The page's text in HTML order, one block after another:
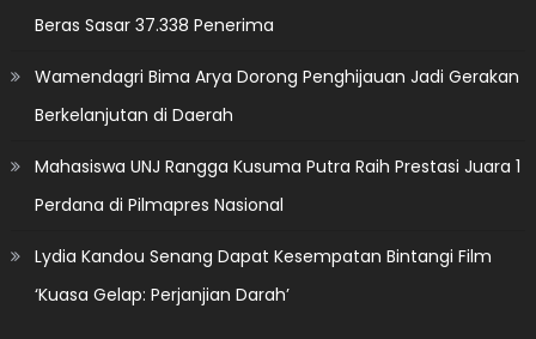
Beras Sasar 37.338 Penerima
Wamendagri Bima Arya Dorong Penghijauan Jadi Gerakan
Berkelanjutan di Daerah
Mahasiswa UNJ Rangga Kusuma Putra Raih Prestasi Juara 1
Perdana di Pilmapres Nasional
Lydia Kandou Senang Dapat Kesempatan Bintangi Film
‘Kuasa Gelap: Perjanjian Darah’